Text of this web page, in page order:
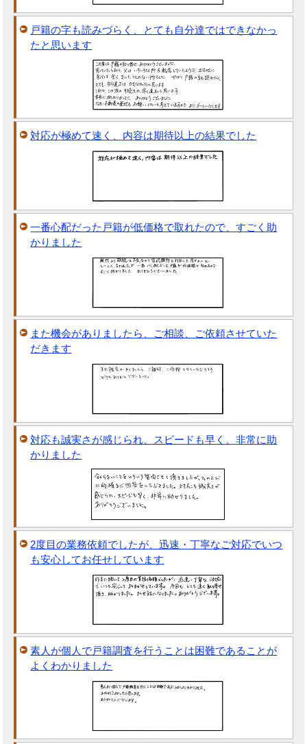
戸籍の字も読みづらく、とても自分達ではできなかっ
たと思います
対応が極めて速く、内容は期待以上の結果でした
一番心配だった戸籍が低価格で取れたので、すごく助
かりました
また機会がありましたら、ご相談、ご依頼させていた
だきます
対応も誠実さが感じられ、スピードも早く、非常に助
かりました
2度目の業務依頼でしたが、迅速・丁寧なご対応でいつ
も安心してお任せしています
素人が個人で戸籍調査を行うことは困難であることが
よくわかりました